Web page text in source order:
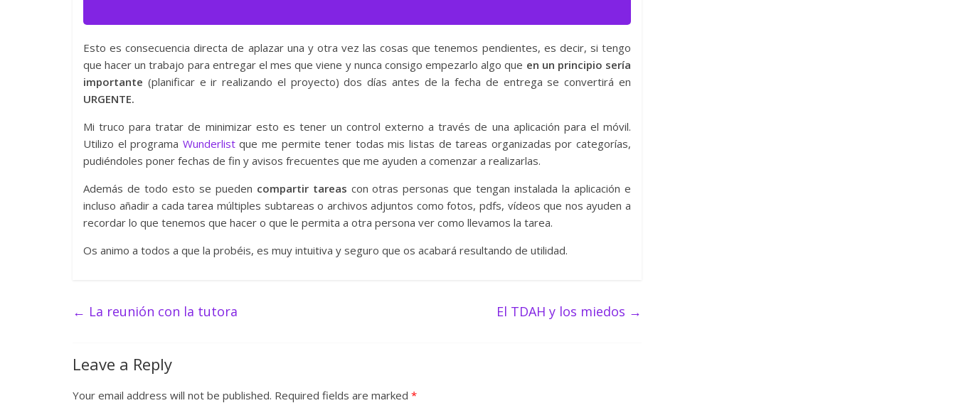
Esto es consecuencia directa de aplazar una y otra vez las cosas que tenemos pendientes, es decir, si tengo
que hacer un trabajo para entregar el mes que viene y nunca consigo empezarlo algo que en un principio sería
importante (planificar e ir realizando el proyecto) dos días antes de la fecha de entrega se convertirá en
URGENTE.
Mi truco para tratar de minimizar esto es tener un control externo a través de una aplicación para el móvil.
Utilizo el programa Wunderlistque me permite tener todas mis listas de tareas organizadas por categorías,
pudiéndoles poner fechas de fin y avisos frecuentes que me ayuden a comenzar a realizarlas.
Además de todo esto se pueden compartir tareas con otras personas que tengan instalada la aplicación e
incluso añadir a cada tarea múltiples subtareas o archivos adjuntos como fotos, pdfs, vídeos que nos ayuden a
recordar lo que tenemos que hacer o que le permita a otra persona ver como llevamos la tarea.
Os animo a todos a que la probéis, es muy intuitiva y seguro que os acabará resultando de utilidad.
← La reunión con la tutora El TDAH y los miedos →
Leave a Reply
Your email address will not be published. Required fields are marked *